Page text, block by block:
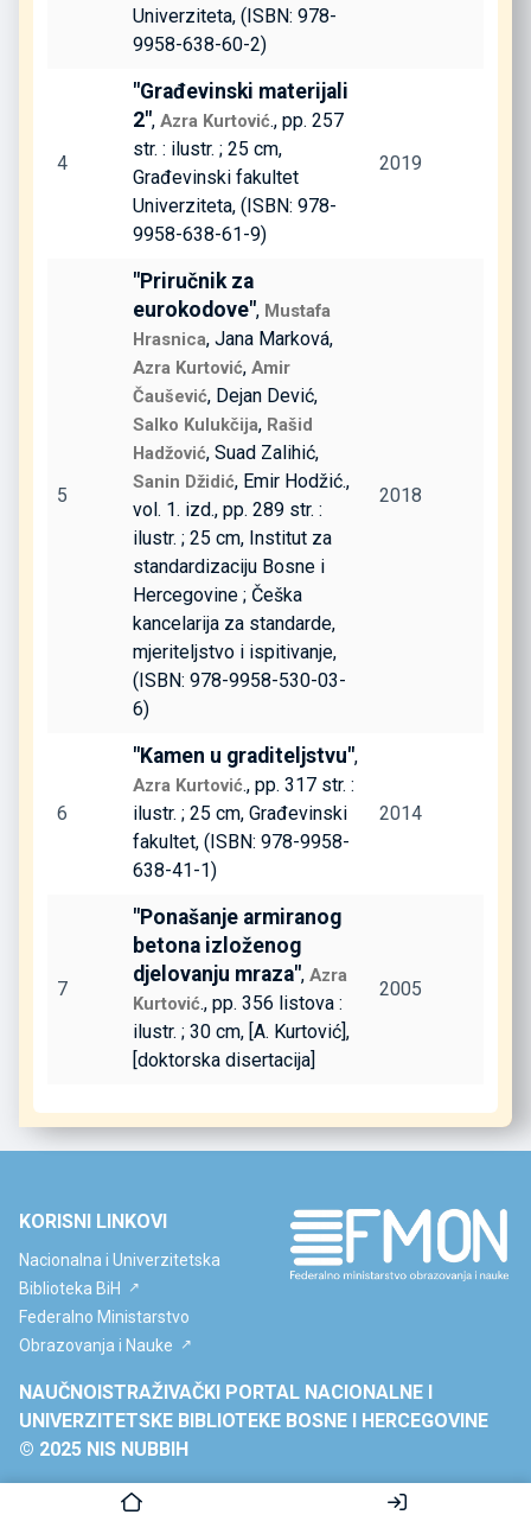
Univerziteta, (ISBN: 978-
9958-638-60-2)
4
"Građevinski materijali
2", Azra Kurtović., pp. 257
str. : ilustr. ; 25 cm,
Građevinski fakultet
Univerziteta, (ISBN: 978-
9958-638-61-9)
2019
5
"Priručnik za
eurokodove", Mustafa
Hrasnica, Jana Marková,
Azra Kurtović, Amir
Čaušević, Dejan Dević,
Salko Kulukčija, Rašid
Hadžović, Suad Zalihić,
Sanin Džidić, Emir Hodžić.,
vol. 1. izd., pp. 289 str. :
ilustr. ; 25 cm, Institut za
standardizaciju Bosne i
Hercegovine ; Češka
kancelarija za standarde,
mjeriteljstvo i ispitivanje,
(ISBN: 978-9958-530-03-
6)
2018
6
"Kamen u graditeljstvu",
Azra Kurtović., pp. 317 str. :
ilustr. ; 25 cm, Građevinski
fakultet, (ISBN: 978-9958-
638-41-1)
2014
7
"Ponašanje armiranog
betona izloženog
djelovanju mraza", Azra
Kurtović., pp. 356 listova :
ilustr. ; 30 cm, [A. Kurtović],
[doktorska disertacija]
2005
NAUČNOISTRAŽIVAČKI PORTAL NACIONALNE I
UNIVERZITETSKE BIBLIOTEKE BOSNE I HERCEGOVINE
KORISNI LINKOVI
Nacionalna i Univerzitetska
Biblioteka BiH
Federalno Ministarstvo
Obrazovanja i Nauke
© 2025 NIS NUBBIH